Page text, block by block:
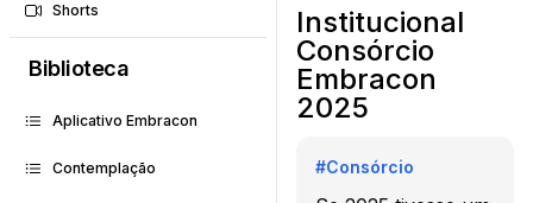
Shorts
Biblioteca
Aplicativo Embracon
Contemplação
Institucional
Consórcio
Embracon
2025
#Consórcio